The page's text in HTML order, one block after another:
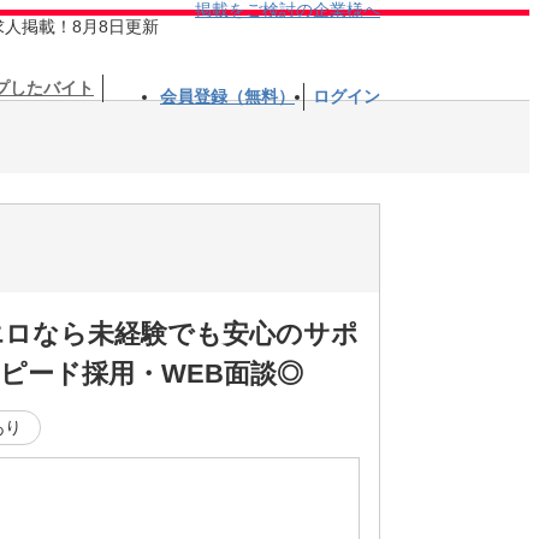
人掲載！8月8日更新
掲載をご検討の企業様へ
したバイト 会員登録（無料） ログイン
なら未経験でも安心のサポ
ード採用・WEB面談◎